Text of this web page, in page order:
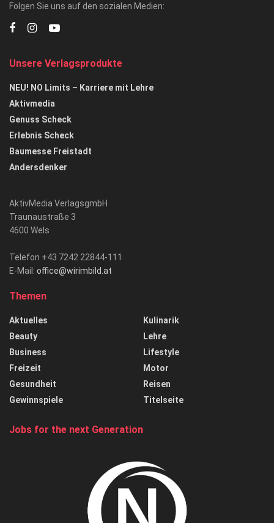
Folgen Sie uns auf den sozialen Medien:
Unsere Verlagsprodukte
NEU! NO Limits – Karriere mit Lehre
Aktivmedia
Genuss Scheck
Erlebnis Scheck
Baumesse Freistadt
Andersdenker
AktivMedia VerlagsgmbH
Traunaustraße 3
4600 Wels
Telefon +43 7242 22844-111
E-Mail: office@wirimbild.at
Themen
Aktuelles
Beauty
Business
Freizeit
Gesundheit
Gewinnspiele
Kulinarik
Lehre
Lifestyle
Motor
Reisen
Titelseite
Jobs for the next Generation